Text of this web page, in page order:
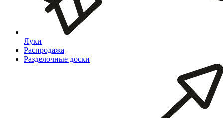
Луки
Распродажа
Разделочные доски